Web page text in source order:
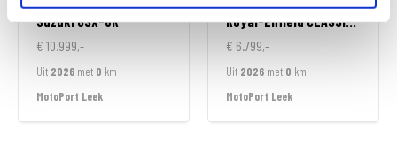
SuzukiGSX-8R
€ 10.999,-
Uit 2026 met 0 km
MotoPort Leek
Royal-EnfieldCLASSIC 350
€ 6.799,-
Uit 2026 met 0 km
MotoPort Leek